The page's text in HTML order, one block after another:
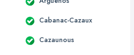
Cabanac-Cazaux
Cazaunous